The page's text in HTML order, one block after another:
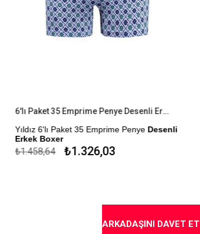
6'lı Paket 35 Emprime Penye Desenli Erkek Boxer
Yıldız 6'lı Paket 35 Emprime PenyeDesenli
Erkek Boxer
Modal Kumaştan Üretilmiştir.
₺1.326,03
₺1.458,64
ARKADAŞINI DAVET ET